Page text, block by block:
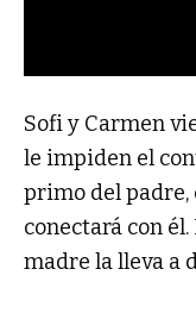
Sofi y Carmen
le impiden el
primo del
conectará con
madre la lleva a